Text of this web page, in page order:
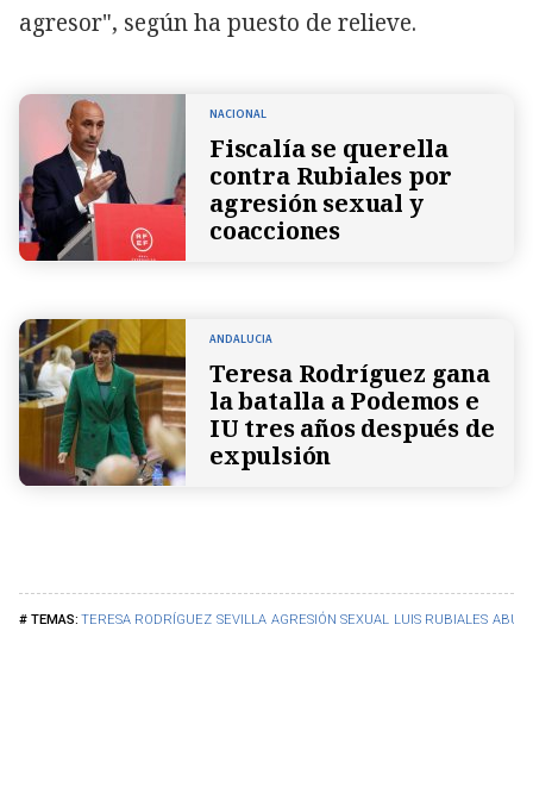
TERESA RODRÍGUEZ SEVILLA AGRESIÓN SEXUAL LUIS RUBIALES
agresor", según ha puesto de relieve.
NACIONAL
Fiscalía se querella
contra Rubiales por
agresión sexual y
coacciones
ANDALUCIA
Teresa Rodríguez gana
la batalla a Podemos e
IU tres años después de
expulsión